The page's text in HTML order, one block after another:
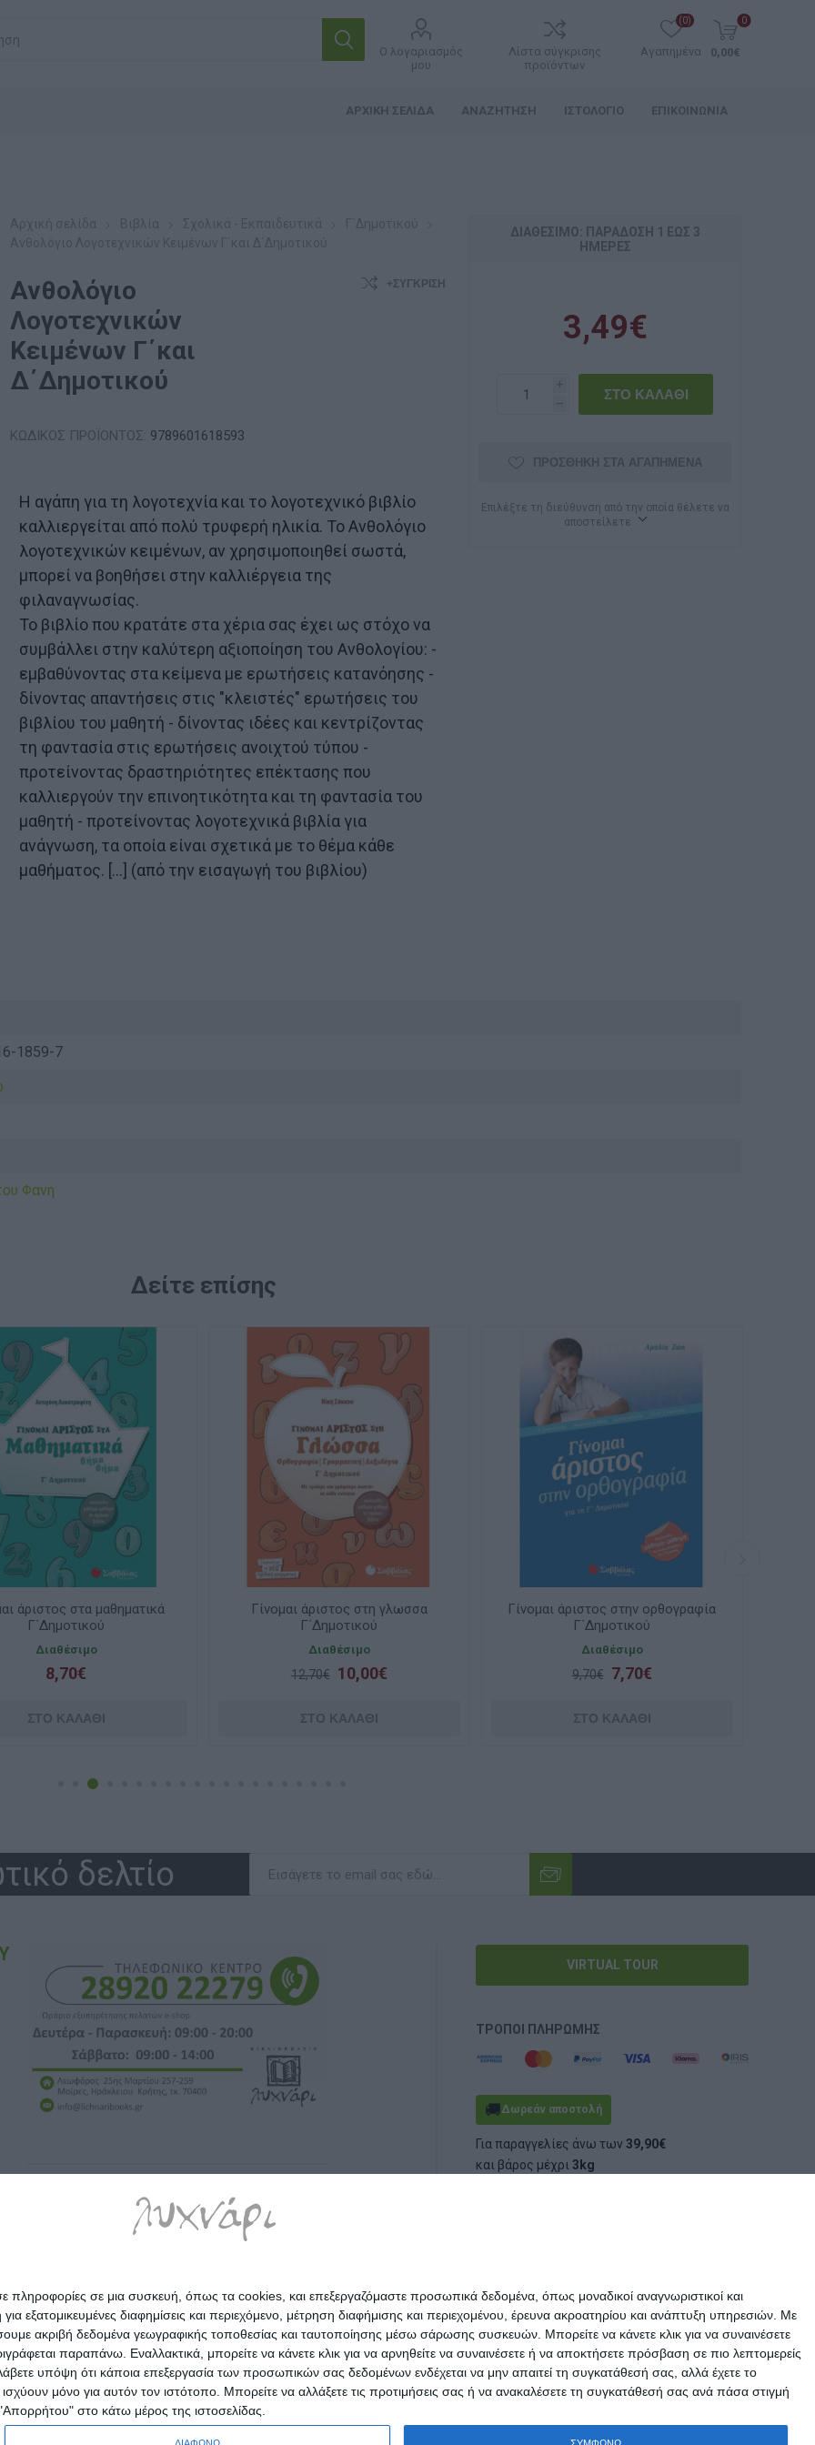
πληροφορίες σε μια συσκευή, όπως τα cookies, και επεξεργαζόμαστε προσωπικά δεδομένα, όπως μοναδικοί αναγνωριστικοί και
διαφημίσεις και περιεχόμενο, μέτρηση διαφήμισης και περιεχομένου, έρευνα ακροατηρίου και ανάπτυξη υπηρεσιών. Με
ακριβή δεδομένα γεωγραφικής τοποθεσίας και ταυτοποίησης μέσω σάρωσης συσκευών. Μπορείτε να κάνετε κλικ για να συναινέσετε
παραπάνω. Εναλλακτικά, μπορείτε να κάνετε κλικ για να αρνηθείτε να συναινέσετε ή να αποκτήσετε πρόσβαση σε πιο λεπτομερείς
υπόψη ότι κάποια επεξεργασία των προσωπικών σας δεδομένων ενδέχεται να μην απαιτεί τη συγκατάθεσή σας, αλλά έχετε το
μόνο για αυτόν τον ιστότοπο. Μπορείτε να αλλάξετε τις προτιμήσεις σας ή να ανακαλέσετε τη συγκατάθεσή σας ανά πάσα στιγμή
στο κάτω μέρος της ιστοσελίδας.
ΔΙΑΦΩΝΩ ΣΥΜΦΩΝΩ
Ο λογαριασμός
μου
Λίστα σύγκρισης
προϊόντων
Αγαπημένα
(0) 0
0,00€
ΑΡΧΙΚΉ ΣΕΛΊΔΑ ΑΝΑΖΉΤΗΣΗ ΙΣΤΟΛΌΓΙΟ ΕΠΙΚΟΙΝΩΝΊΑ
Ανθολόγιο
Λογοτεχνικών
Κειμένων Γ΄και
Δ΄Δημοτικού
+ΣΎΓΚΡΙΣΗ
ΚΩΔΙΚΟΣ ΠΡΟΪΟΝΤΟΣ: 9789601618593
Η αγάπη για τη λογοτεχνία και το λογοτεχνικό βιβλίο
καλλιεργείται από πολύ τρυφερή ηλικία. Το Ανθολόγιο
λογοτεχνικών κειμένων, αν χρησιμοποιηθεί σωστά,
μπορεί να βοηθήσει στην καλλιέργεια της
φιλαναγνωσίας.
Το βιβλίο που κρατάτε στα χέρια σας έχει ως στόχο να
συμβάλλει στην καλύτερη αξιοποίηση του Ανθολογίου: -
εμβαθύνοντας στα κείμενα με ερωτήσεις κατανόησης -
δίνοντας απαντήσεις στις "κλειστές" ερωτήσεις του
βιβλίου του μαθητή - δίνοντας ιδέες και κεντρίζοντας
τη φαντασία στις ερωτήσεις ανοιχτού τύπου -
προτείνοντας δραστηριότητες επέκτασης που
καλλιεργούν την επινοητικότητα και τη φαντασία του
μαθητή - προτείνοντας λογοτεχνικά βιβλία για
ανάγνωση, τα οποία είναι σχετικά με το θέμα κάθε
μαθήματος. [...] (από την εισαγωγή του βιβλίου)
ΔΙΑΘΈΣΙΜΟ: ΠΑΡΆΔOΣΗ 1 ΈΩΣ 3
ΗΜΈΡΕΣ
3,49€
i
h
ΠΡΟΣΘΉΚΗ ΣΤΑ ΑΓΑΠΗΜΈΝΑ
Επιλέξτε τη διεύθυνση από την οποία θέλετε να
αποστείλετε
1859-7
Φανη
Δείτε επίσης
άριστος στα μαθηματικά
Γ΄Δημοτικού
Διαθέσιμο
8,70€
Γίνομαι άριστος στη γλωσσα
Γ΄Δημοτικού
Διαθέσιμο
12,70€ 10,00€
Γίνομαι άριστος στην ορθογραφία
Γ΄Δημοτικού
Διαθέσιμο
9,70€ 7,70€
δελτίο
VIRTUAL TOUR
ΤΡΌΠΟΙ ΠΛΗΡΩΜΉΣ
🚚Δωρεάν αποστολή
Για παραγγελίες άνω των39,90€
και βάρος μέχρι3kg